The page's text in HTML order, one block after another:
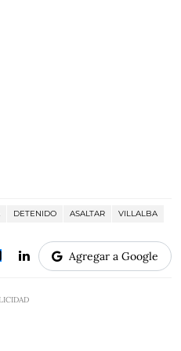
DETENIDO ASALTAR
VILLALBA
Agregar a Google